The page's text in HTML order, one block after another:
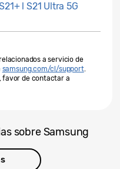
l S21 Ultra 5G
a servicio de
samsung.com/cl/support.
favor de contactar a
sobre Samsung